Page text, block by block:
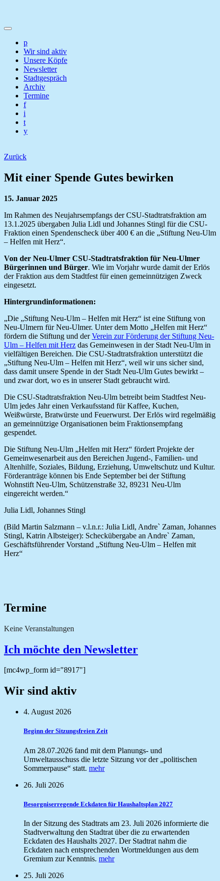
p
Wir sind aktiv
Unsere Köpfe
Newsletter
Stadtgespräch
Archiv
Termine
f
i
t
y
Zurück
Mit einer Spende Gutes bewirken
15. Januar 2025
Im Rahmen des Neujahrsempfangs der CSU-Stadtratsfraktion am
13.1.2025 übergaben Julia Lidl und Johannes Stingl für die CSU-
Fraktion einen Spendenscheck über 400 € an die „Stiftung Neu-Ulm
– Helfen mit Herz“.
Von der Neu-Ulmer CSU-Stadtratsfraktion für Neu-Ulmer
Bürgerinnen und Bürger. Wie im Vorjahr wurde damit der Erlös
der Fraktion aus dem Stadtfest für einen gemeinnützigen Zweck
eingesetzt.
Hintergrundinformationen:
„Die „Stiftung Neu-Ulm – Helfen mit Herz“ ist eine Stiftung von
Neu-Ulmern für Neu-Ulmer. Unter dem Motto „Helfen mit Herz“
fördern die Stiftung und derVerein zur Förderung der Stiftung Neu-
Ulm – Helfen mit Herz das Gemeinwesen in der Stadt Neu-Ulm in
vielfältigen Bereichen. Die CSU-Stadtratsfraktion unterstützt die
„Stiftung Neu-Ulm – Helfen mit Herz“, weil wir uns sicher sind,
dass damit unsere Spende in der Stadt Neu-Ulm Gutes bewirkt –
und zwar dort, wo es in unserer Stadt gebraucht wird.
Die CSU-Stadtratsfraktion Neu-Ulm betreibt beim Stadtfest Neu-
Ulm jedes Jahr einen Verkaufsstand für Kaffee, Kuchen,
Weißwürste, Bratwürste und Feuerwurst. Der Erlös wird regelmäßig
an gemeinnützige Organisationen beim Fraktionsempfang
gespendet.
Die Stiftung Neu-Ulm „Helfen mit Herz“ fördert Projekte der
Gemeinwesenarbeit aus den Bereichen Jugend-, Familien- und
Altenhilfe, Soziales, Bildung, Erziehung, Umweltschutz und Kultur.
Förderanträge können bis Ende September bei der Stiftung
Wohnstift Neu-Ulm, Schützenstraße 32, 89231 Neu-Ulm
eingereicht werden.“
Julia Lidl, Johannes Stingl
(Bild Martin Salzmann – v.l.n.r.: Julia Lidl, Andre` Zaman, Johannes
Stingl, Katrin Albsteiger): Scheckübergabe an Andre` Zaman,
Geschäftsführender Vorstand „Stiftung Neu-Ulm – Helfen mit
Herz“
Termine
Keine Veranstaltungen
Ich möchte den Newsletter
[mc4wp_form id="8917"]
Wir sind aktiv
4. August 2026
Beginn der Sitzungsfreien Zeit
Am 28.07.2026 fand mit dem Planungs- und
Umweltausschuss die letzte Sitzung vor der „politischen
Sommerpause“ statt. mehr
26. Juli 2026
Besorgniserregende Eckdaten für Haushaltsplan 2027
In der Sitzung des Stadtrats am 23. Juli 2026 informierte die
Stadtverwaltung den Stadtrat über die zu erwartenden
Eckdaten des Haushalts 2027. Der Stadtrat nahm die
Eckdaten nach entsprechenden Wortmeldungen aus dem
Gremium zur Kenntnis. mehr
25. Juli 2026